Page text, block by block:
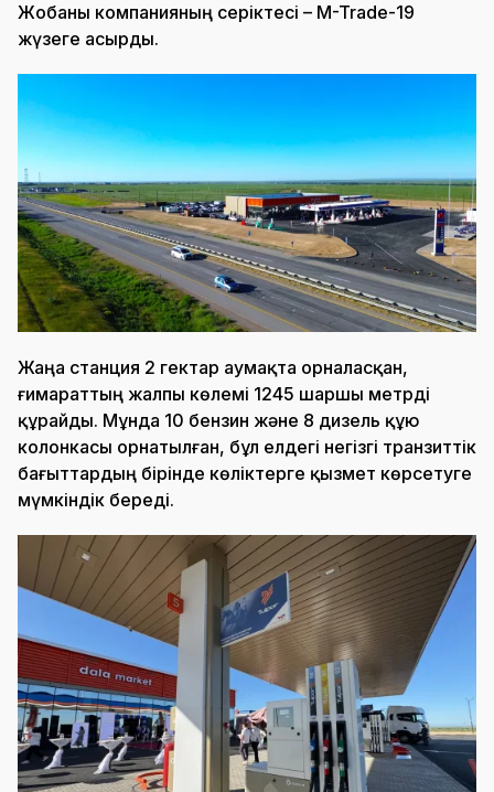
Жобаны компанияның серіктесі – M-Trade-19
жүзеге асырды.
Жаңа станция 2 гектар аумақта орналасқан,
ғимараттың жалпы көлемі 1245 шаршы метрді
құрайды. Мұнда 10 бензин және 8 дизель құю
колонкасы орнатылған, бұл елдегі негізгі транзиттік
бағыттардың бірінде көліктерге қызмет көрсетуге
мүмкіндік береді.